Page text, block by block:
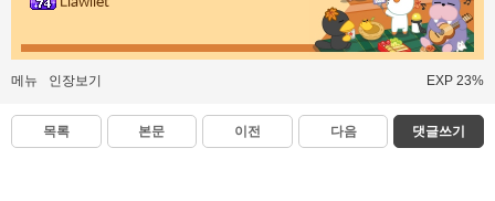
메뉴 인장보기 EXP 23%
목록 본문 이전 다음 댓글쓰기